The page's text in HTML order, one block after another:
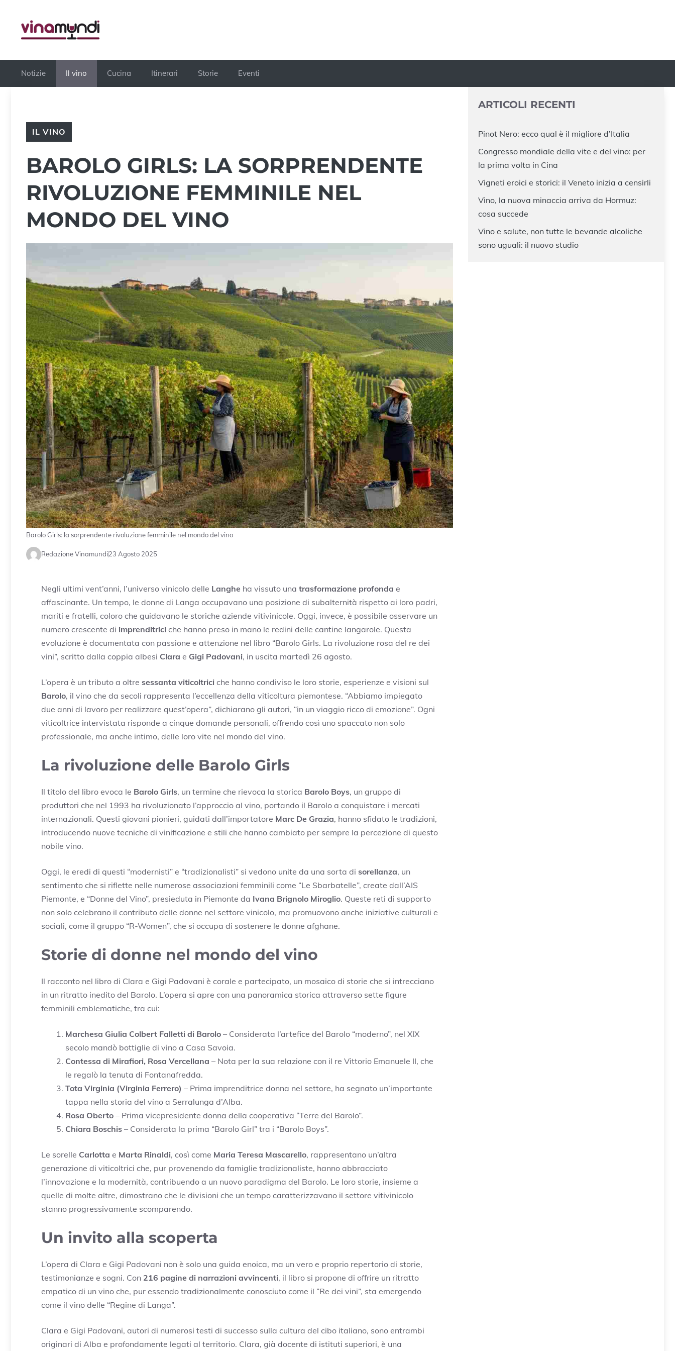
contenuto
Notizie Il vino Cucina Itinerari Storie Eventi
IL VINO
BAROLO GIRLS: LA SORPRENDENTE
RIVOLUZIONE FEMMINILE NEL
MONDO DEL VINO
Barolo Girls: la sorprendente rivoluzione femminile nel mondo del vino
Redazione Vinamundi23 Agosto 2025
Negli ultimi vent’anni, l’universo vinicolo delle Langhe ha vissuto una trasformazione profonda e
affascinante. Un tempo, le donne di Langa occupavano una posizione di subalternità rispetto ai loro padri,
mariti e fratelli, coloro che guidavano le storiche aziende vitivinicole. Oggi, invece, è possibile osservare un
numero crescente di imprenditrici che hanno preso in mano le redini delle cantine langarole. Questa
evoluzione è documentata con passione e attenzione nel libro “Barolo Girls. La rivoluzione rosa del re dei
vini”, scritto dalla coppia albesi Clara e Gigi Padovani, in uscita martedì 26 agosto.
L’opera è un tributo a oltre sessanta viticoltrici che hanno condiviso le loro storie, esperienze e visioni sul
Barolo, il vino che da secoli rappresenta l’eccellenza della viticoltura piemontese. “Abbiamo impiegato
due anni di lavoro per realizzare quest’opera”, dichiarano gli autori, “in un viaggio ricco di emozione”. Ogni
viticoltrice intervistata risponde a cinque domande personali, offrendo così uno spaccato non solo
professionale, ma anche intimo, delle loro vite nel mondo del vino.
La rivoluzione delle Barolo Girls
Il titolo del libro evoca le Barolo Girls, un termine che rievoca la storica Barolo Boys, un gruppo di
produttori che nel 1993 ha rivoluzionato l’approccio al vino, portando il Barolo a conquistare i mercati
internazionali. Questi giovani pionieri, guidati dall’importatore Marc De Grazia, hanno sfidato le tradizioni,
introducendo nuove tecniche di vinificazione e stili che hanno cambiato per sempre la percezione di questo
nobile vino.
Oggi, le eredi di questi “modernisti” e “tradizionalisti” si vedono unite da una sorta di sorellanza, un
sentimento che si riflette nelle numerose associazioni femminili come “Le Sbarbatelle”, create dall’AIS
Piemonte, e “Donne del Vino”, presieduta in Piemonte da Ivana Brignolo Miroglio. Queste reti di supporto
non solo celebrano il contributo delle donne nel settore vinicolo, ma promuovono anche iniziative culturali e
sociali, come il gruppo “R-Women”, che si occupa di sostenere le donne afghane.
Storie di donne nel mondo del vino
Il racconto nel libro di Clara e Gigi Padovani è corale e partecipato, un mosaico di storie che si intrecciano
in un ritratto inedito del Barolo. L’opera si apre con una panoramica storica attraverso sette figure
femminili emblematiche, tra cui:
Marchesa Giulia Colbert Falletti di Barolo – Considerata l’artefice del Barolo “moderno”, nel XIX
secolo mandò bottiglie di vino a Casa Savoia.
Contessa di Mirafiori, Rosa Vercellana – Nota per la sua relazione con il re Vittorio Emanuele II, che
le regalò la tenuta di Fontanafredda.
Tota Virginia (Virginia Ferrero) – Prima imprenditrice donna nel settore, ha segnato un’importante
tappa nella storia del vino a Serralunga d’Alba.
Rosa Oberto – Prima vicepresidente donna della cooperativa “Terre del Barolo”.
Chiara Boschis – Considerata la prima “Barolo Girl” tra i “Barolo Boys”.
Le sorelle Carlotta e Marta Rinaldi, così come Maria Teresa Mascarello, rappresentano un’altra
generazione di viticoltrici che, pur provenendo da famiglie tradizionaliste, hanno abbracciato
l’innovazione e la modernità, contribuendo a un nuovo paradigma del Barolo. Le loro storie, insieme a
quelle di molte altre, dimostrano che le divisioni che un tempo caratterizzavano il settore vitivinicolo
stanno progressivamente scomparendo.
Un invito alla scoperta
L’opera di Clara e Gigi Padovani non è solo una guida enoica, ma un vero e proprio repertorio di storie,
testimonianze e sogni. Con 216 pagine di narrazioni avvincenti, il libro si propone di offrire un ritratto
empatico di un vino che, pur essendo tradizionalmente conosciuto come il “Re dei vini”, sta emergendo
come il vino delle “Regine di Langa”.
Clara e Gigi Padovani, autori di numerosi testi di successo sulla cultura del cibo italiano, sono entrambi
originari di Alba e profondamente legati al territorio. Clara, già docente di istituti superiori, è una
ARTICOLI RECENTI
Pinot Nero: ecco qual è il migliore d’Italia
Congresso mondiale della vite e del vino: per
la prima volta in Cina
Vigneti eroici e storici: il Veneto inizia a censirli
Vino, la nuova minaccia arriva da Hormuz:
cosa succede
Vino e salute, non tutte le bevande alcoliche
sono uguali: il nuovo studio